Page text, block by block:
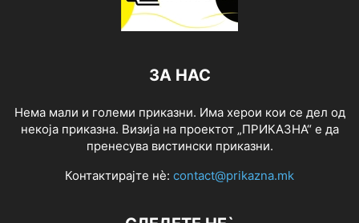
ЗА НАС
Нема мали и големи приказни. Има херои кои се дел од
некоја приказна. Визија на проектот „ПРИКАЗНА“ е да
пренесува вистински приказни.
Контактирајте нѐ: contact@prikazna.mk